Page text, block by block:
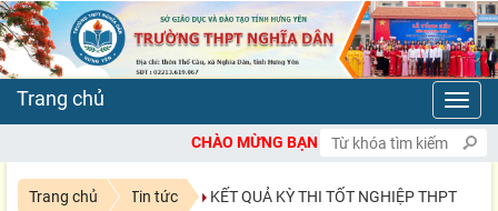
CHÀO MỪNG BẠN ĐẾN VỚI CỔNG THÔNG TIN ĐIỆN
Trang chủ Tin tức
KẾT QUẢ KỲ THI TỐT NGHIỆP THPT